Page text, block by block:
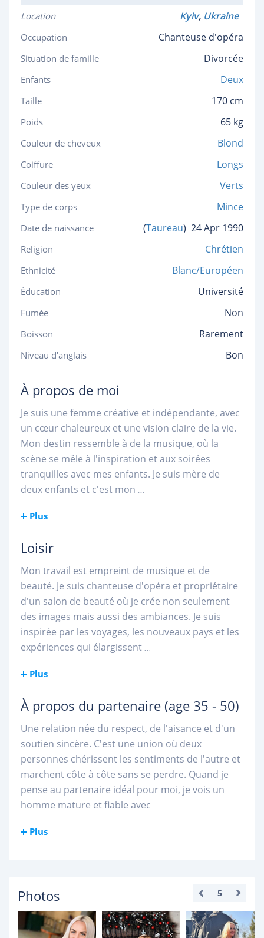
Location Kyiv, Ukraine
Occupation Chanteuse d'opéra
Situation de famille Divorcée
Enfants Deux
Taille 170 cm
Poids 65 kg
Couleur de cheveux Blond
Coiffure Longs
Couleur des yeux Verts
Type de corps Mince
Date de naissance (Taureau) 24 Apr 1990
Religion Chrétien
Ethnicité Blanc/Européen
Éducation Université
Fumée Non
Boisson Rarement
Niveau d'anglais Bon
À propos de moi
Je suis une femme créative et indépendante, avec
un cœur chaleureux et une vision claire de la vie.
Mon destin ressemble à de la musique, où la
scène se mêle à l'inspiration et aux soirées
tranquilles avec mes enfants. Je suis mère de
deux enfants et c'est mon ...
Plus
Loisir
Mon travail est empreint de musique et de
beauté. Je suis chanteuse d'opéra et propriétaire
d'un salon de beauté où je crée non seulement
des images mais aussi des ambiances. Je suis
inspirée par les voyages, les nouveaux pays et les
expériences qui élargissent...
Plus
À propos du partenaire (age 35 - 50)
Une relation née du respect, de l'aisance et d'un
soutien sincère. C'est une union où deux
personnes chérissent les sentiments de l'autre et
marchent côte à côte sans se perdre. Quand je
pense au partenaire idéal pour moi, je vois un
homme mature et fiable avec ...
Plus
Photos 5